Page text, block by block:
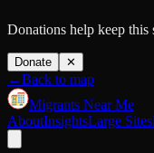
Donations help keep this
Donate ✕
←Back to map
Migrants Near Me
AboutInsightsLarge Sites